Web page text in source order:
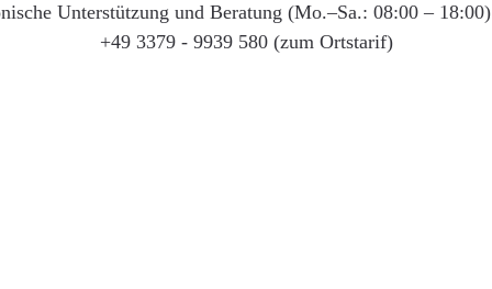
Unterstützung und Beratung (Mo.–Sa.: 08:00 –
+49 3379 - 9939 580 (zum Ortstarif)